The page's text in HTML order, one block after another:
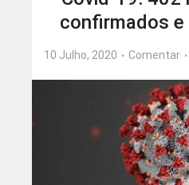
confirmados
10 Julho, 2020 Comentar